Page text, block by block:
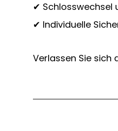
✔ Schlosswechsel
✔ Individuelle
Verlassen Sie sich